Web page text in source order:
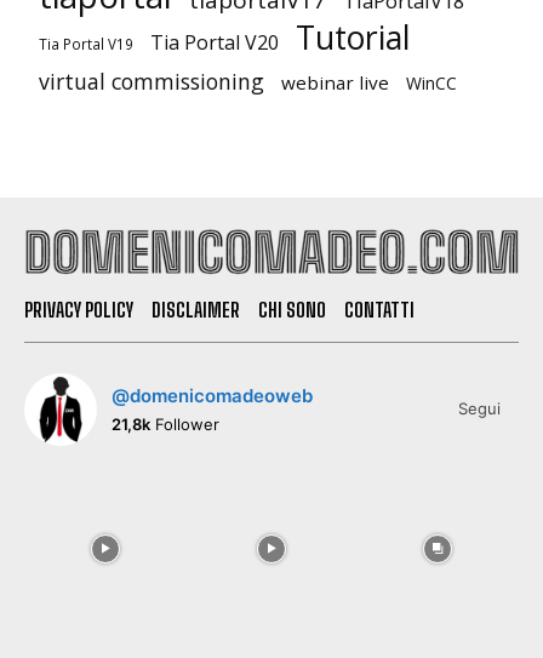
Tia Portal V19 Tia Portal V20 Tutorial
virtual commissioning webinar live WinCC
PRIVACY POLICY DISCLAIMER CHI SONO CONTATTI
@domenicomadeoweb
21,8k Follower
Segui